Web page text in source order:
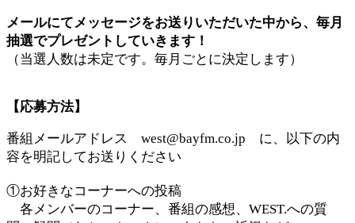
メールにてメッセージをお送りいただいた中から、 毎月
抽選でプレゼントしていきます！
（当選人数は未定です。毎月ごとに決定します）
【応募方法】
番組メールアドレス west@bayfm.co.jp に、以下の内
容を明記してお送りください
①お好きなコーナーへの投稿
各メンバーのコーナー、番組の感想、WEST.への質